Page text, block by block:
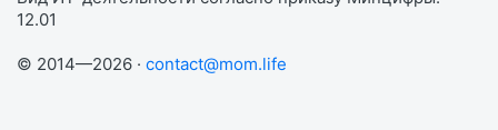
12.01
© 2014—2026 · contact@mom.life